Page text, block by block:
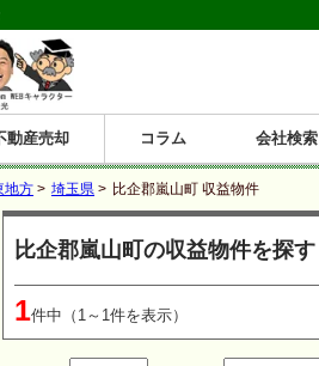
投資マンション
一棟売りアパート
一棟売りマンション
一棟売りビル
店舗・事務所
賃貸併用住宅
戸建賃貸
土地
新築住宅
工場・倉庫
ホテルペンション
動産売却 コラム
購入コラム
売却コラム
大家さんコラム
賃貸経営コラム
会社検索
地方 > 埼玉県 > 比企郡嵐山町 収益物件
比企郡嵐山町の収益物件を探す
1件中（1～1件を表示）